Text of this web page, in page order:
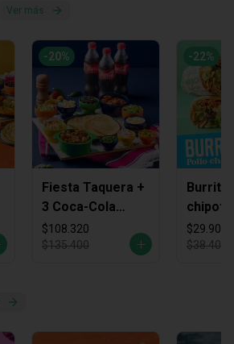
Ver más
-20%
Fiesta Taquera +
3 Coca-Cola
Zero
$108.320
$135.400
-22%
Burrito
$29.900
$38.400